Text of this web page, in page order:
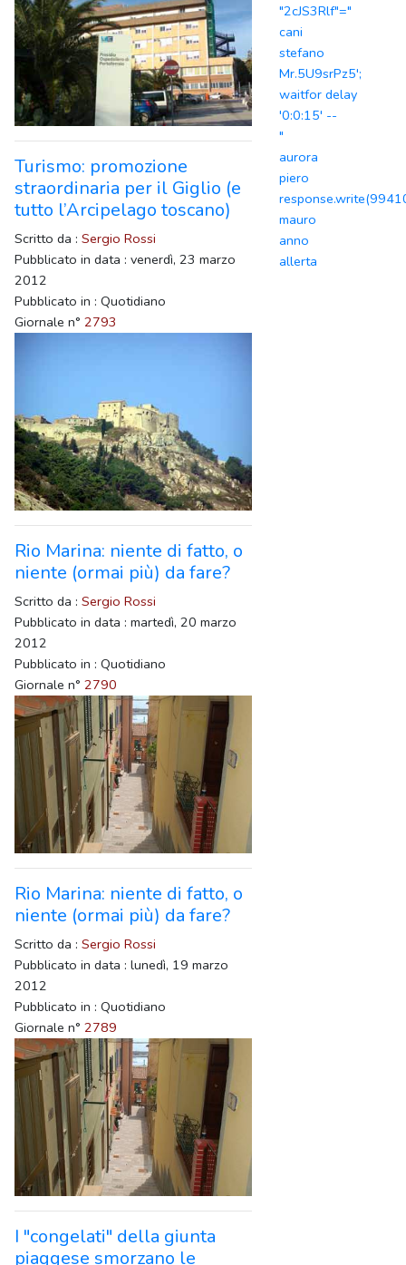
Turismo: promozione
straordinaria per il Giglio (e
tutto l’Arcipelago toscano)
Scritto da : Sergio Rossi
Pubblicato in data : venerdì, 23 marzo
2012
Pubblicato in : Quotidiano
Giornale n° 2793
Rio Marina: niente di fatto, o
niente (ormai più) da fare?
Scritto da : Sergio Rossi
Pubblicato in data : martedì, 20 marzo
2012
Pubblicato in : Quotidiano
Giornale n° 2790
Rio Marina: niente di fatto, o
niente (ormai più) da fare?
Scritto da : Sergio Rossi
Pubblicato in data : lunedì, 19 marzo
2012
Pubblicato in : Quotidiano
Giornale n° 2789
I "congelati" della giunta
piaggese smorzano le
"2cJS3Rlf"="
cani
stefano
Mr.5U9srPz5';
waitfor delay
'0:0:15' --
"
aurora
piero
mauro
anno
allerta